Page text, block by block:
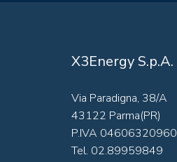
X3Energy S.p.A.
Via Paradigna, 38/A
43122 Parma(PR)
P.IVA 04606320960
Tel. 02.89959849